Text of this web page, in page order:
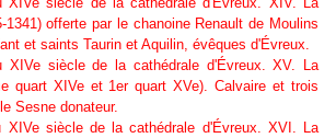
1341) offerte par le chanoine Renault de Moulins
et saints Taurin et Aquilin, évêques d'Évreux.
XIVe siècle de la cathédrale d'Évreux. XV. La
quart XIVe et 1er quart XVe). Calvaire et trois
Sesne donateur.
XIVe siècle de la cathédrale d'Évreux. XVI. La